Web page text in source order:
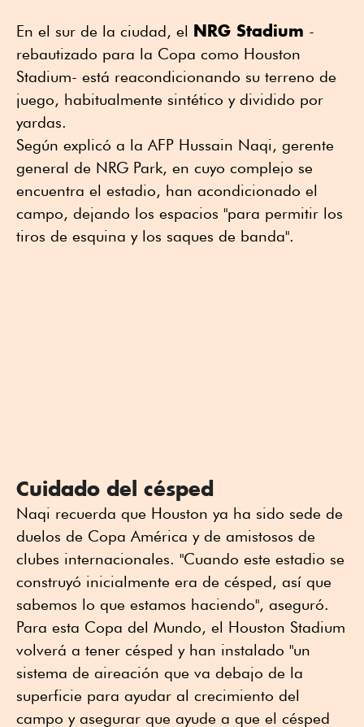
En el sur de la ciudad, el NRG Stadium -
rebautizado para la Copa como Houston
Stadium- está reacondicionando su terreno de
juego, habitualmente sintético y dividido por
yardas.
Según explicó a la AFP Hussain Naqi, gerente
general de NRG Park, en cuyo complejo se
encuentra el estadio, han acondicionado el
campo, dejando los espacios "para permitir los
tiros de esquina y los saques de banda".
Cuidado del césped
Naqi recuerda que Houston ya ha sido sede de
duelos de Copa América y de amistosos de
clubes internacionales. "Cuando este estadio se
construyó inicialmente era de césped, así que
sabemos lo que estamos haciendo", aseguró.
Para esta Copa del Mundo, el Houston Stadium
volverá a tener césped y han instalado "un
sistema de aireación que va debajo de la
superficie para ayudar al crecimiento del
campo y asegurar que ayude a que el césped